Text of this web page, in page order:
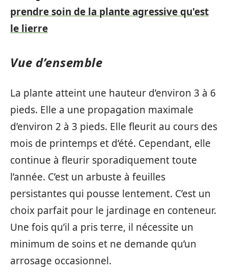
prendre soin de la plante agressive qu'est
le lierre
Vue d’ensemble
La plante atteint une hauteur d’environ 3 à 6
pieds. Elle a une propagation maximale
d’environ 2 à 3 pieds. Elle fleurit au cours des
mois de printemps et d’été. Cependant, elle
continue à fleurir sporadiquement toute
l’année. C’est un arbuste à feuilles
persistantes qui pousse lentement. C’est un
choix parfait pour le jardinage en conteneur.
Une fois qu’il a pris terre, il nécessite un
minimum de soins et ne demande qu’un
arrosage occasionnel.